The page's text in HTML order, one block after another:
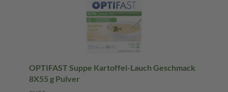
OPTIFAST Suppe Kartoffel-Lauch Geschmack
8X55 g Pulver